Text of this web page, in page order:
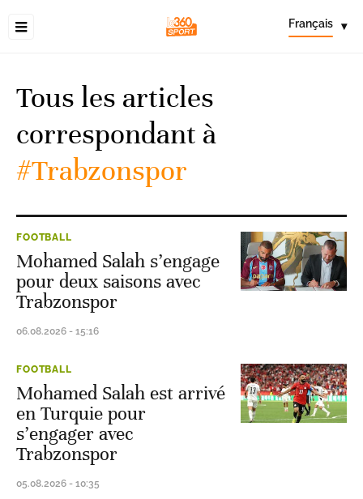
Français ▾
Tous les articles
correspondant à
#Trabzonspor
FOOTBALL
Mohamed Salah s’engage
pour deux saisons avec
Trabzonspor
06.08.2026 - 15:16
FOOTBALL
Mohamed Salah est arrivé
en Turquie pour
s’engager avec
Trabzonspor
05.08.2026 - 10:35